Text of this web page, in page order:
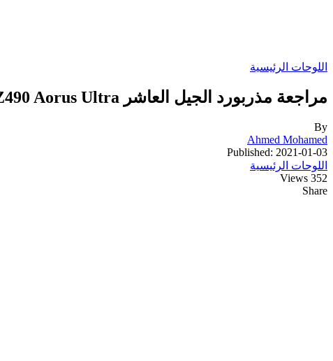
اللوحات الرئيسية
مراجعة مذربورد الجيل العاشر Gigabyte Z490 Aorus Ultra
By
Ahmed Mohamed
Published: 2021-01-03
اللوحات الرئيسية
352 Views
Share